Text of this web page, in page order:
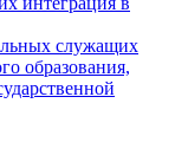
служащих
образования,